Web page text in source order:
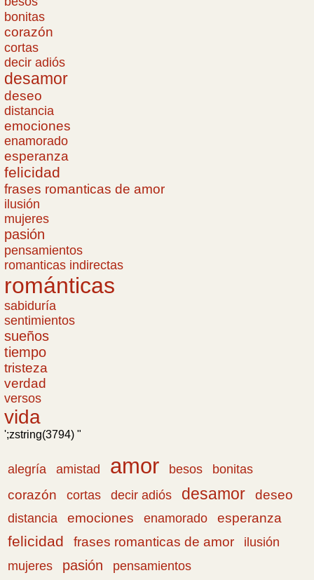
bonitas
corazón
cortas
decir adiós
desamor
deseo
distancia
emociones
enamorado
esperanza
felicidad
frases romanticas de amor
ilusión
mujeres
pasión
pensamientos
romanticas indirectas
románticas
sabiduría
sentimientos
sueños
tiempo
tristeza
verdad
versos
vida
';zstring(3794) "
alegría amistad amor besos
bonitas
corazón
cortas decir adiós desamor deseo
distancia emociones enamorado esperanza
felicidad frases romanticas de amor
ilusión
mujeres
pasión pensamientos